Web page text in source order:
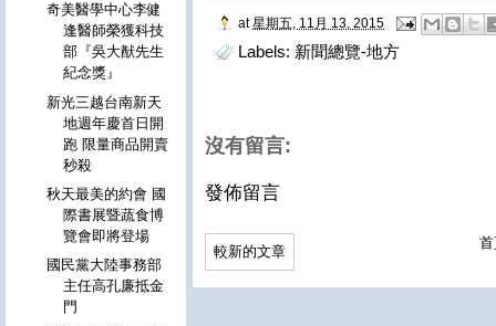
at 星期五, 11月 13, 2015
Labels: 新聞總覽-地方
沒有留言:
發佈留言
較新的文章
奇美醫學中心李健
逢醫師榮獲科技
部『吳大猷先生
紀念獎』
新光三越台南新天
地週年慶首日開
跑 限量商品開賣
秒殺
秋天最美的約會 國
際書展暨蔬食博
覽會即將登場
國民黨大陸事務部
主任高孔廉抵金
門